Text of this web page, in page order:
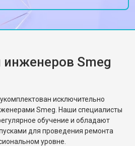
Smeg
исключительно
Smeg. Наши специалисты
обучение и обладают
для проведения ремонта
уровне.